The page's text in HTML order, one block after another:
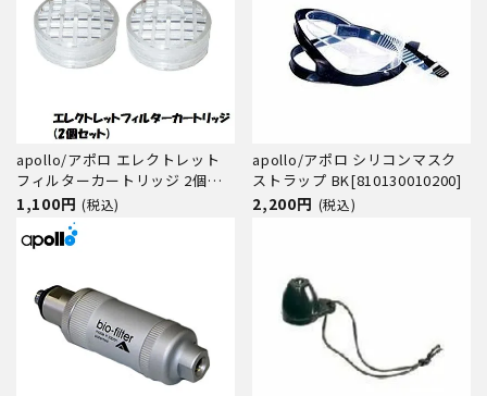
apollo/アポロ エレクトレット
フィルターカートリッジ 2個セ
ット
1,100円 (税込)
apollo/アポロ シリコンマスク
ストラップ BK[810130010200]
2,200円 (税込)